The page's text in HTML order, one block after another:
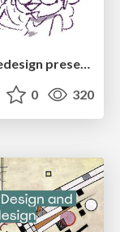
sira's awesome portfolio website redesign presentation
0 320